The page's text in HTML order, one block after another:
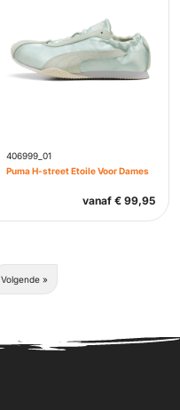
406999_01
Puma H-street Etoile Voor Dames
vanaf € 99,95
Volgende »